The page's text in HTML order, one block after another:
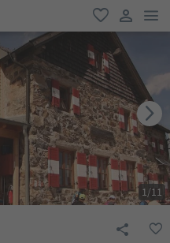
favorit
user link
1/11